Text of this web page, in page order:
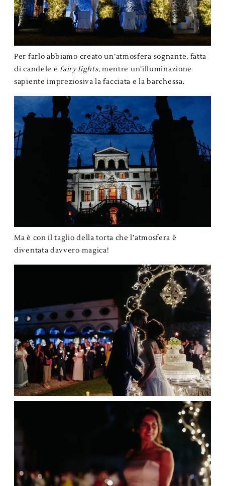
Per farlo abbiamo creato un’atmosfera sognante, fatta
di candele efairy lights, mentre un’illuminazione
sapiente impreziosiva la facciata e la barchessa.
Ma è con il taglio della torta che l’atmosfera è
diventata davvero magica!